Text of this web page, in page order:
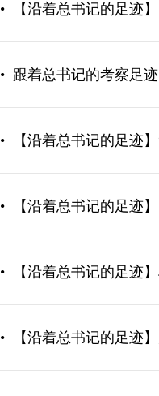
• 【沿着总书记的足迹
• 跟着总书记的考察足迹
• 【沿着总书记的足迹
• 【沿着总书记的足迹
• 【沿着总书记的足迹
• 【沿着总书记的足迹